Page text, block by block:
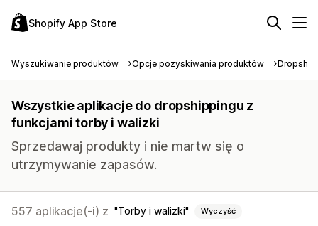
Shopify App Store
Wyszukiwanie produktów Opcje pozyskiwania produktów
Wszystkie aplikacje do dropshippingu z
funkcjami torby i walizki
Sprzedawaj produkty i nie martw się o
utrzymywanie zapasów.
557 aplikacje(-i) z Torby i walizki Wyczyść